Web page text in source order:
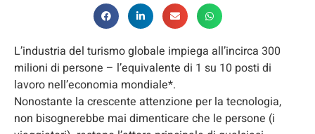
L’industria del turismo globale impiega all’incirca 300
milioni di persone – l’equivalente di 1 su 10 posti di
lavoro nell’economia mondiale*.
Nonostante la crescente attenzione per la tecnologia,
non bisognerebbe mai dimenticare che le persone (i